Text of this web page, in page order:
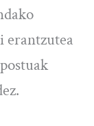
erantzutea